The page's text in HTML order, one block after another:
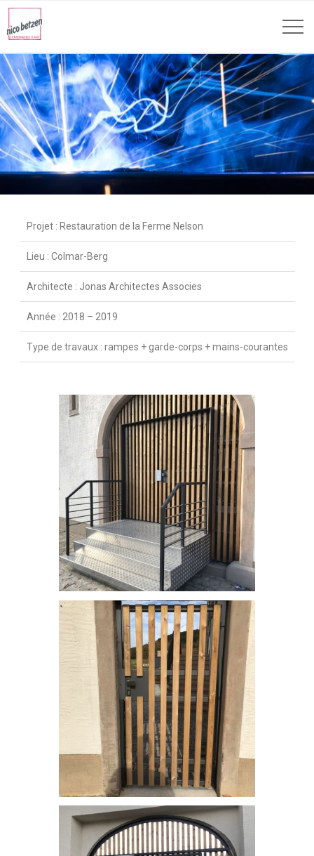
Projet : Restauration de la Ferme Nelson
Lieu : Colmar-Berg
Architecte : Jonas Architectes Associes
Année : 2018 – 2019
Type de travaux : rampes + garde-corps + mains-courantes